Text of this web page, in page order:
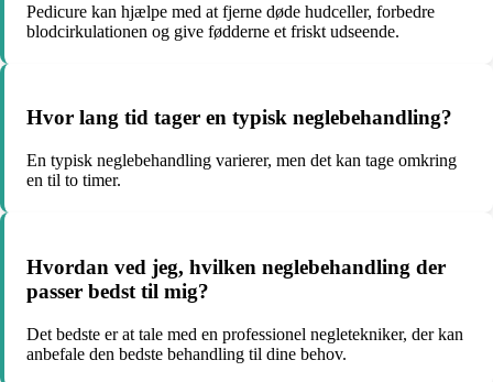
Pedicure kan hjælpe med at fjerne døde hudceller, forbedre
blodcirkulationen og give fødderne et friskt udseende.
Hvor lang tid tager en typisk neglebehandling?
En typisk neglebehandling varierer, men det kan tage omkring
en til to timer.
Hvordan ved jeg, hvilken neglebehandling der
passer bedst til mig?
Det bedste er at tale med en professionel negletekniker, der kan
anbefale den bedste behandling til dine behov.